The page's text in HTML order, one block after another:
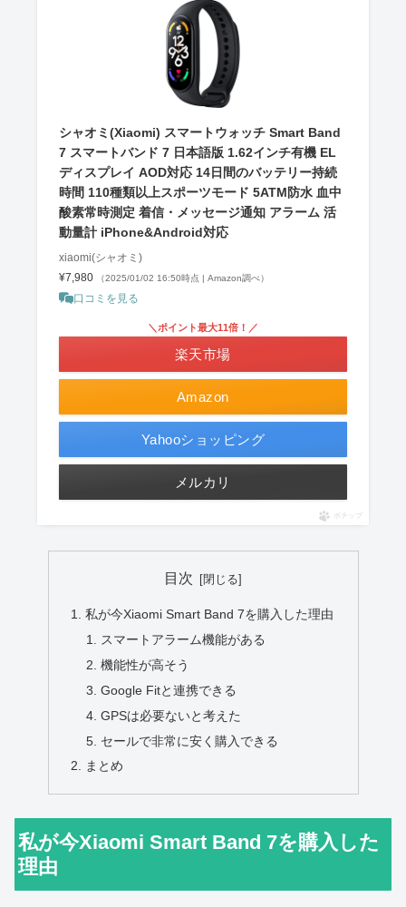
シャオミ(Xiaomi) スマートウォッチ Smart Band
7 スマートバンド 7 日本語版 1.62インチ有機 EL
ディスプレイ AOD対応 14日間のバッテリー持続
時間 110種類以上スポーツモード 5ATM防水 血中
酸素常時測定 着信・メッセージ通知 アラーム 活
動量計 iPhone&Android対応
xiaomi(シャオミ)
¥7,980
（2025/01/02 16:50時点 | Amazon調べ）
口コミを見る
Amazon
＼ポイント最大11倍！／
楽天市場
Yahooショッピング
メルカリ
ポチップ
目次
私が今Xiaomi Smart Band 7を購入した理由
スマートアラーム機能がある
機能性が高そう
Google Fitと連携できる
GPSは必要ないと考えた
セールで非常に安く購入できる
まとめ
私が今Xiaomi Smart Band 7を購入した
理由